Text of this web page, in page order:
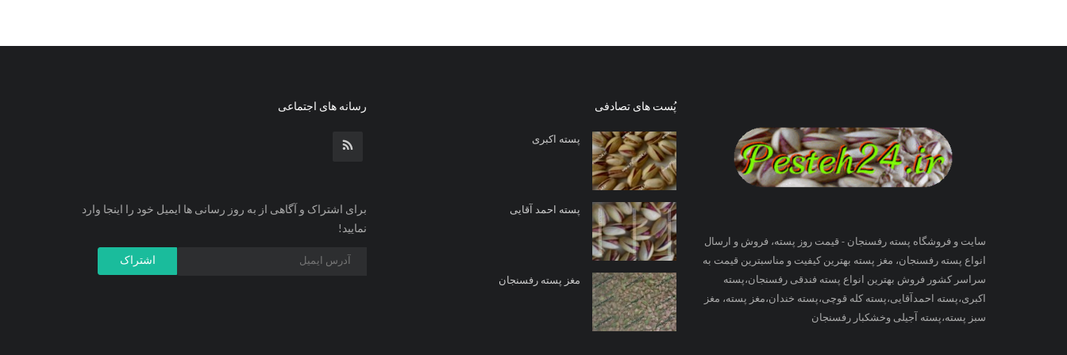
سایت و فروشگاه پسته رفسنجان - قیمت روز پسته، فروش و ارسال
انواع پسته رفسنجان، مغز پسته بهترین کیفیت و مناسبترین قیمت به
سراسر کشور فروش بهترین انواع پسته فندقی رفسنجان،پسته
اکبری،پسته احمدآقایی،پسته کله قوچی،پسته خندان،مغز پسته، مغز
سبز پسته،پسته آجیلی وخشکبار رفسنجان
پُست های تصادفی
پسته اکبری
پسته احمد آقایی
مغز پسته رفسنجان
رسانه های اجتماعی
برای اشتراک و آگاهی از به روز رسانی ها ایمیل خود را اینجا وارد
نمایید!
اشتراک